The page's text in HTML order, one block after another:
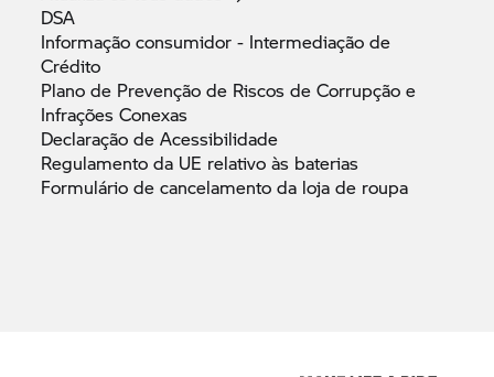
DSA
Informação consumidor - Intermediação de
Crédito
Plano de Prevenção de Riscos de Corrupção e
InfraçõesConexas
Declaração deAcessibilidade
Regulamento da UE relativo às baterias
Formulário de cancelamento da loja de roupa